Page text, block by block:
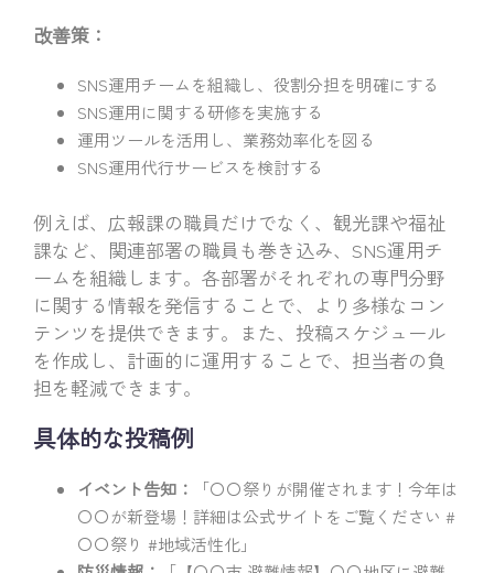
改善策：
SNS運用チームを組織し、役割分担を明確にする
SNS運用に関する研修を実施する
運用ツールを活用し、業務効率化を図る
SNS運用代行サービスを検討する
例えば、広報課の職員だけでなく、観光課や福祉
課など、関連部署の職員も巻き込み、SNS運用チ
ームを組織します。各部署がそれぞれの専門分野
に関する情報を発信することで、より多様なコン
テンツを提供できます。また、投稿スケジュール
を作成し、計画的に運用することで、担当者の負
担を軽減できます。
具体的な投稿例
イベント告知：
「〇〇祭りが開催されます！今年は
〇〇が新登場！詳細は公式サイトをご覧ください #
〇〇祭り #地域活性化」